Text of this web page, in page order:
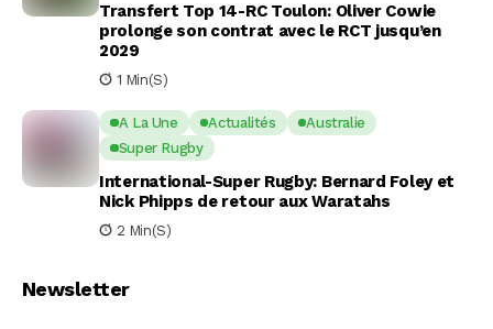
Transfert Top 14-RC Toulon: Oliver Cowie
prolonge son contrat avec le RCT jusqu’en
2029
1 Min(s)
A La Une Actualités
Australie
Super Rugby
International-Super Rugby: Bernard Foley et
Nick Phipps de retour aux Waratahs
2 Min(s)
Newsletter